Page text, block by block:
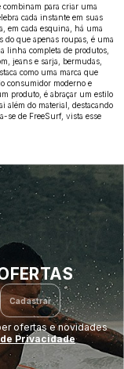
combinam para criar uma
cada instante em suas
em cada esquina, há uma
do que apenas roupas, é uma
linha completa de produtos,
jeans e sarja, bermudas,
como uma marca que
consumidor moderno e
produto, é abraçar um estilo
além do material, destacando
se de FreeSurf, vista esse
Cadastrar
ofertas e novidades
Privacidade